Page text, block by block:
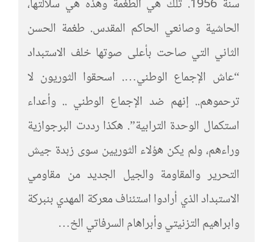
سنة 1956. تلك هي الطغمة وهذه هي سلالتها،
الحاشية وصانعي الحاكم المقدس. طغمة الحسن
الثاني التي صاحت بأعلى صوتها خلف الاستبداد
“عاش الإجماع الوطني…. اسحقوا الثوريون لا
ترحموهم.. إنهم ضد الإجماع الوطني .. وأعداء
استكمال الوحدة الترابية”. هكذا رددت البرجوازية
وراءهم، ولم يكن هؤلاء الثوريين سوى زبدة جيش
التحرير والمقاومة والجيل الجديد من مقاومي
الاستبداد الذي أرادوا استئناف معركة المهدي بنبركة
وابراهيم التزنيتي وأبراهام السرفاتي الخ…